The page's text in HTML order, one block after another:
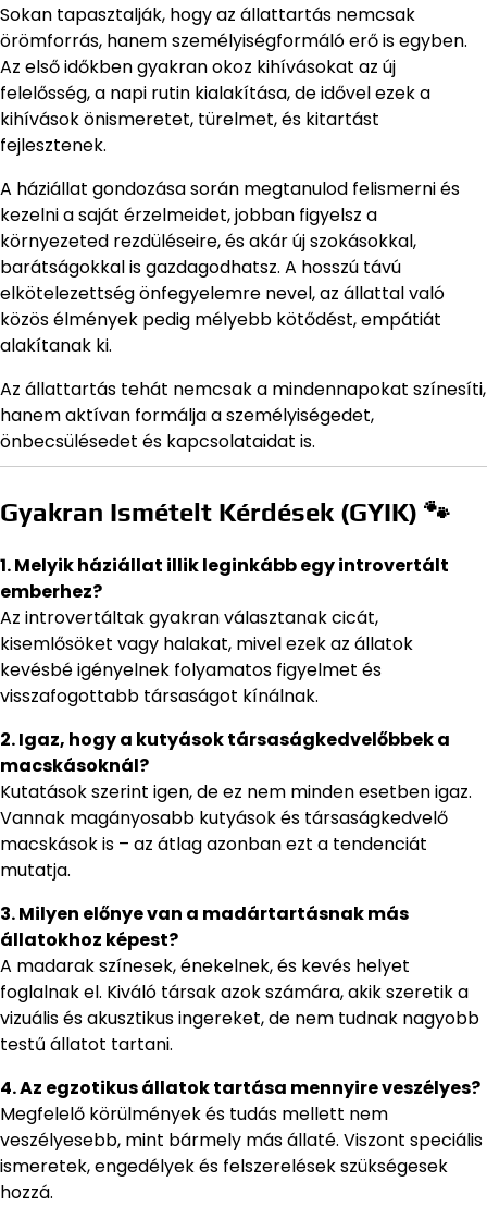
Sokan tapasztalják, hogy az állattartás nemcsak
örömforrás, hanem személyiségformáló erő is egyben.
Az első időkben gyakran okoz kihívásokat az új
felelősség, a napi rutin kialakítása, de idővel ezek a
kihívások önismeretet, türelmet, és kitartást
fejlesztenek.
A háziállat gondozása során megtanulod felismerni és
kezelni a saját érzelmeidet, jobban figyelsz a
környezeted rezdüléseire, és akár új szokásokkal,
barátságokkal is gazdagodhatsz. A hosszú távú
elkötelezettség önfegyelemre nevel, az állattal való
közös élmények pedig mélyebb kötődést, empátiát
alakítanak ki.
Az állattartás tehát nemcsak a mindennapokat színesíti,
hanem aktívan formálja a személyiségedet,
önbecsülésedet és kapcsolataidat is.
Gyakran Ismételt Kérdések (GYIK) 🐾
1. Melyik háziállat illik leginkább egy introvertált
emberhez?
Az introvertáltak gyakran választanak cicát,
kisemlősöket vagy halakat, mivel ezek az állatok
kevésbé igényelnek folyamatos figyelmet és
visszafogottabb társaságot kínálnak.
2. Igaz, hogy a kutyások társaságkedvelőbbek a
macskásoknál?
Kutatások szerint igen, de ez nem minden esetben igaz.
Vannak magányosabb kutyások és társaságkedvelő
macskások is – az átlag azonban ezt a tendenciát
mutatja.
3. Milyen előnye van a madártartásnak más
állatokhoz képest?
A madarak színesek, énekelnek, és kevés helyet
foglalnak el. Kiváló társak azok számára, akik szeretik a
vizuális és akusztikus ingereket, de nem tudnak nagyobb
testű állatot tartani.
4. Az egzotikus állatok tartása mennyire veszélyes?
Megfelelő körülmények és tudás mellett nem
veszélyesebb, mint bármely más állaté. Viszont speciális
ismeretek, engedélyek és felszerelések szükségesek
hozzá.